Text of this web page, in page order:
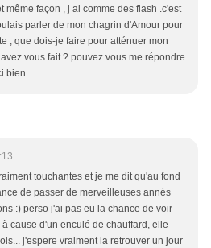
même façon , j ai comme des flash .c'est
parler de mon chagrin d'Amour pour
, que dois-je faire pour atténuer mon
vous fait ? pouvez vous me répondre
bien
touchantes et je me dit qu'au fond
de passer de merveilleuses annés
:) perso j'ai pas eu la chance de voir
cause d'un enculé de chauffard, elle
j'espere vraiment la retrouver un jour